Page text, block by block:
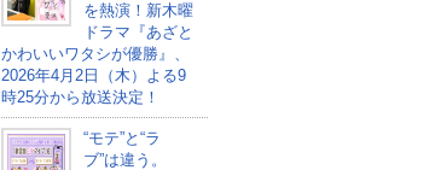
を熱演！新木曜
ドラマ『あざと
かわいいワタシが優勝』、
2026年4月2日（木）よる9
時25分から放送決定！
“モテ”と“ラ
ブ”は違う。